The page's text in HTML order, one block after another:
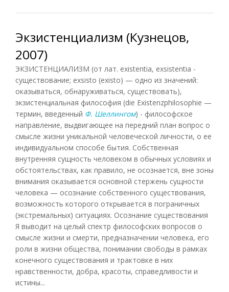
Экзистенциализм (Кузнецов,
2007)
ЭКЗИСТЕНЦИАЛИЗМ (от лат. existentia, exsistentia -
существование; exsisto (existo) — одно из значений:
оказываться, обнаруживаться, существовать),
экзистенциальная философия (die Existenzphilosophie —
термин, введенный Ф. Шеллингом) - философское
направление, выдвигающее на передний план вопрос о
смысле жизни уникальной человеческой личности, о ее
индивидуальном способе бытия. Собственная
внутренняя сущность человеком в обычных условиях и
обстоятельствах, как правило, не осознается, вне зоны
внимания оказывается основной стержень сущности
человека — осознание собственного существования,
возможность которого открывается в пограничных
(экстремальных) ситуациях. Осознание существования
Я выводит на целый спектр философских вопросов о
смысле жизни и смерти, предназначении человека, его
роли в жизни общества, понимании свободы в рамках
конечного существования и трактовке в них
нравственности, добра, красоты, справедливости и
истины...